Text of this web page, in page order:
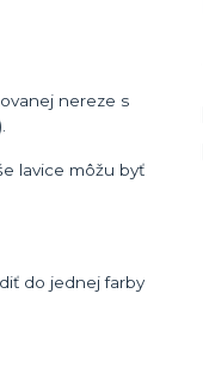
nereze s
lavice môžu byť
do jednej farby